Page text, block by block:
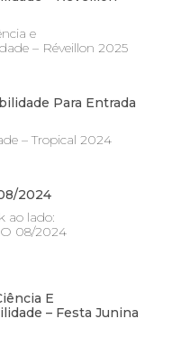
e
– Réveillon 2025
Para Entrada
– Tropical 2024
2024
ao lado:
08/2024
E
– Festa Junina